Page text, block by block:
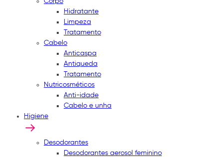
Hidratante
Limpeza
Tratamento
Cabelo
Anticaspa
Antiqueda
Tratamento
Nutricosméticos
Anti-idade
Cabelo e unha
Higiene
Desodorantes
Desodorantes aerosol feminino